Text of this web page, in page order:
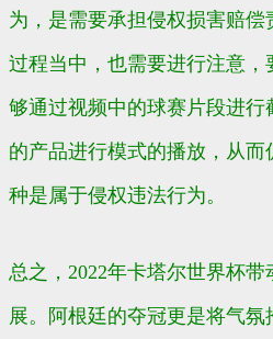
为，是需要承担侵权损害赔
过程当中，也需要进行注意，
够通过视频中的球赛片段进
的产品进行模式的播放，从
种是属于侵权违法行为。
总之，2022年卡塔尔世界杯
展。阿根廷的夺冠更是将气